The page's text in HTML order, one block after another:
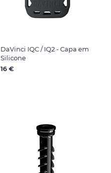
DaVinci IQC / IQ2 - Capa em
Silicone
16 €